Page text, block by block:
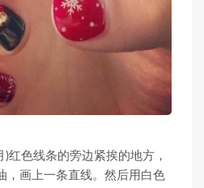
红色线条的旁边紧挨的地方，
，画上一条直线。然后用白色